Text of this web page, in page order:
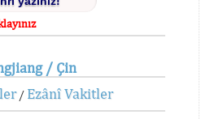
/ Çin
/ Ezânî Vakitler